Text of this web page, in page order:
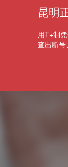
创意
有了工